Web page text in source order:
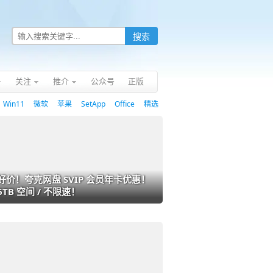
关注 推介 公众号 正版
Win11 微软 苹果 SetApp Office 精选
价！夸克网盘 SVIP 会员年卡优惠！
空间 / 不限速！